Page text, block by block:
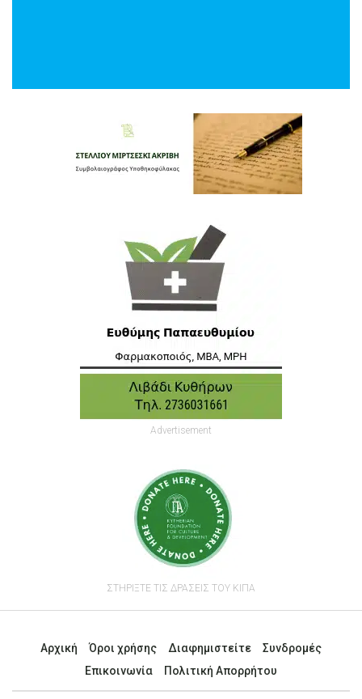
Advertisement
ΣΤΗΡΙΞΤΕ ΤΙΣ ΔΡΑΣΕΙΣ ΤΟΥ ΚΙΠΑ
Αρχική Όροι χρήσης Διαφημιστείτε
Συνδρομές
Επικοινωνία
Πολιτική Απορρήτου